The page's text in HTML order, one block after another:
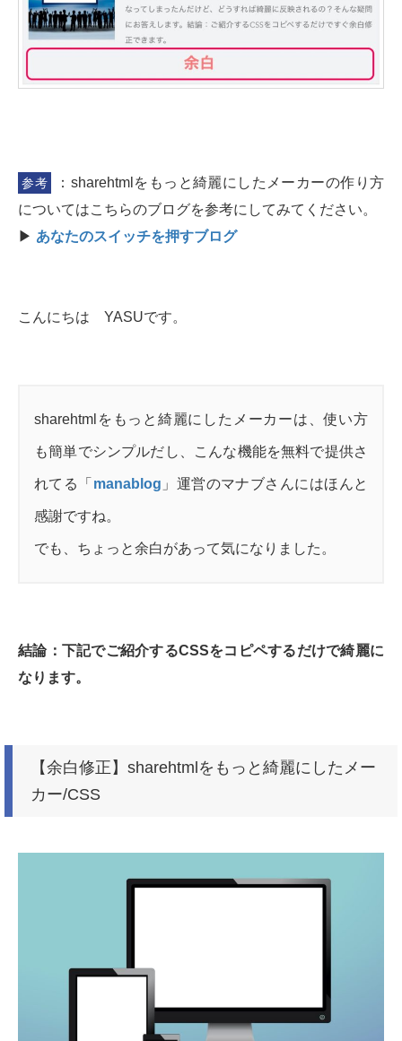
参考
：sharehtmlをもっと綺麗にしたメーカーの作り方
についてはこちらのブログを参考にしてみてください。
▶︎ あなたのスイッチを押すブログ
こんにちは YASUです。
sharehtmlをもっと綺麗にしたメーカーは、使い方
も簡単でシンプルだし、こんな機能を無料で提供さ
れてる「 manablog 」運営のマナブさんにはほんと
感謝ですね。
でも、ちょっと余白があって気になりました。
結論：下記でご紹介するCSSをコピペするだけで綺麗に
なります。
【余白修正】sharehtmlをもっと綺麗にしたメー
カー/CSS